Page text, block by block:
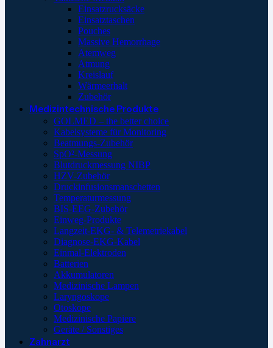
Einsatzrucksäcke
Einsatztaschen
Pouches
Massive Hemorrhage
Atemweg
Atmung
Kreislauf
Wärmeerhalt
Zubehör
Medizintechnische Produkte
GOLMED – the better choice
Kabelsysteme für Monitoring
Beatmungs-Zubehör
SpO²-Messung
Blutdruckmessung NIBP
HZV-Zubehör
Druckinfusionsmanschetten
Temperaturmessung
BIS-EEG-Zubehör
Einweg-Produkte
Langzeit-EKG- & Telemetriekabel
Diagnose-EKG-Kabel
Einmal-Elektroden
Batterien
Akkumulatoren
Medizinische Lampen
Laryngoskope
Otoskope
Medizinische Papiere
Geräte / Sonstiges
Zahnarzt